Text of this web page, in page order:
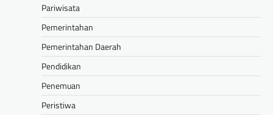
Pariwisata
Pemerintahan
Pemerintahan Daerah
Pendidikan
Penemuan
Peristiwa